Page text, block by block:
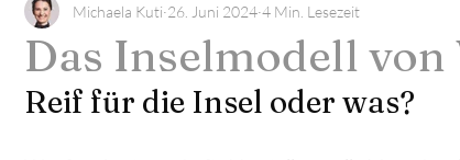
Vocal Coaching
Das Inselmodell
Michaela Kuti 26. Juni 2024 4 Min. Lesezeit
Reif für die Insel oder was?